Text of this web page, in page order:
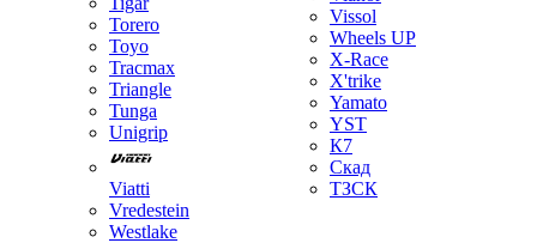
Torero
Toyo
Tracmax
Triangle
Tunga
Unigrip
Viatti
Vredestein
Westlake
Vissol
Wheels UP
X-Race
X'trike
Yamato
YST
К7
Скад
ТЗСК